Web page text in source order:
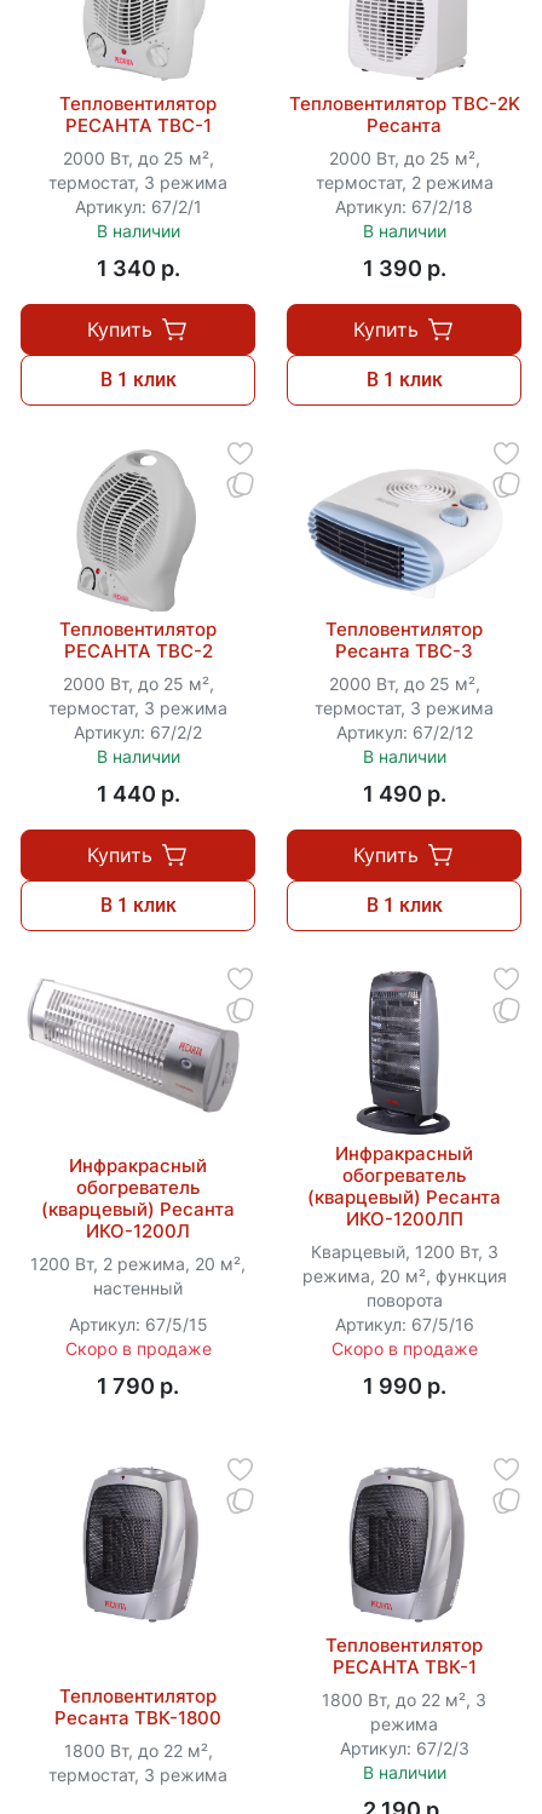
Тепловентилятор
РЕСАНТА ТВС-1
2000 Вт, до 25 м²,
термостат, 3 режима
Артикул: 67/2/1
В наличии
1 340 p.
Купить
В 1 клик
Тепловентилятор ТВC-2K
Ресанта
2000 Вт, до 25 м²,
термостат, 2 режима
Артикул: 67/2/18
В наличии
1 390 p.
Купить
В 1 клик
Тепловентилятор
РЕСАНТА ТВС-2
2000 Вт, до 25 м²,
термостат, 3 режима
Артикул: 67/2/2
В наличии
1 440 p.
Купить
В 1 клик
Тепловентилятор
Ресанта ТВС-3
2000 Вт, до 25 м²,
термостат, 3 режима
Артикул: 67/2/12
В наличии
1 490 p.
Купить
В 1 клик
Инфракрасный
обогреватель
(кварцевый) Ресанта
ИКО-1200Л
1200 Вт, 2 режима, 20 м²,
настенный
Артикул: 67/5/15
Скоро в продаже
1 790 p.
Инфракрасный
обогреватель
(кварцевый) Ресанта
ИКО-1200ЛП
Кварцевый, 1200 Вт, 3
режима, 20 м², функция
поворота
Артикул: 67/5/16
Скоро в продаже
1 990 p.
Тепловентилятор
Ресанта ТВК-1800
1800 Вт, до 22 м²,
термостат, 3 режима
Тепловентилятор
РЕСАНТА ТВК-1
1800 Вт, до 22 м², 3
режима
Артикул: 67/2/3
В наличии